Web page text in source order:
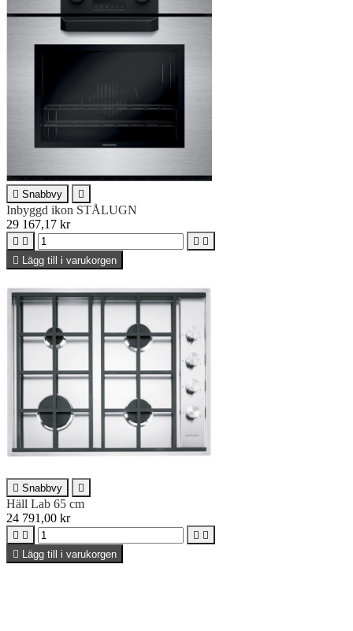
 Snabbvy 
Inbyggd ikon STÅLUGN
29 167,17 kr
   
 Lägg till i varukorgen
 Snabbvy 
Häll Lab 65 cm
24 791,00 kr
   
 Lägg till i varukorgen